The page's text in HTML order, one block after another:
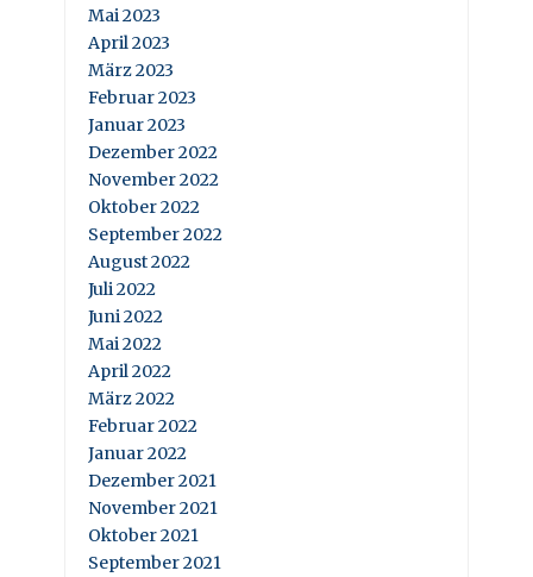
Mai 2023
April 2023
März 2023
Februar 2023
Januar 2023
Dezember 2022
November 2022
Oktober 2022
September 2022
August 2022
Juli 2022
Juni 2022
Mai 2022
April 2022
März 2022
Februar 2022
Januar 2022
Dezember 2021
November 2021
Oktober 2021
September 2021